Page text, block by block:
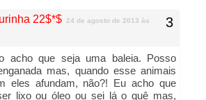
22$*$ 24 de agosto de 2013 às
acho que seja uma baleia. Posso
mas, quando esse animais
eles afundam, não?! Eu acho que
lixo ou óleo ou sei lá o quê mas,